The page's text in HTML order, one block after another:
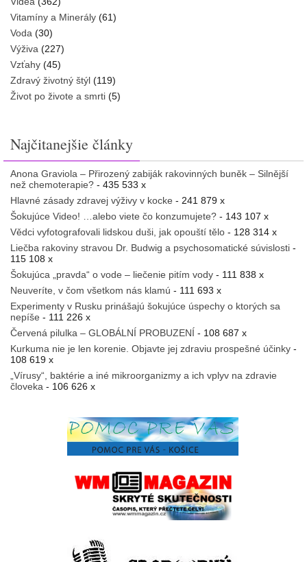
Vitamíny a Minerály (61)
Voda (30)
Výživa (227)
Vzťahy (45)
Zdravý životný štýl (119)
Život po živote a smrti (5)
Najčitanejšie články
Anona Graviola – Přirozený zabiják rakovinných buněk – Silnější
než chemoterapie? - 435 533 x
Hlavné zásady zdravej výživy v kocke - 241 879 x
Šokujúce Video! …alebo viete čo konzumujete? - 143 107 x
Vědci vyfotografovali lidskou duši, jak opouští tělo - 128 314 x
Liečba rakoviny stravou Dr. Budwig a psychosomatické súvislosti -
115 108 x
Šokujúca „pravda“ o vode – liečenie pitím vody - 111 838 x
Neuveríte, v čom všetkom nás klamú - 111 693 x
Experimenty v Rusku prinášajú šokujúce úspechy o ktorých sa
nepíše - 111 226 x
Červená pilulka – GLOBÁLNÍ PROBUZENÍ - 108 687 x
Kurkuma nie je len korenie. Objavte jej zdraviu prospešné účinky -
108 619 x
„Vírusy“, baktérie a iné mikroorganizmy a ich vplyv na zdravie
človeka - 106 626 x